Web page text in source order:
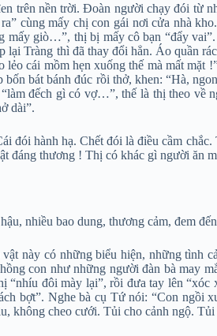
trên nền trời. Đoàn người chạy đói
cùng mấy chị con gái nơi cửa nhà
mấy giò…”, thị bị mấy cô bạn “đẩy
Tràng thì đã thay đổi hẳn. Áo quần
cái mồm hẹn xuống thế mà mất mặt
bát bánh đúc rồi thở, khen: “Hà,
đếch gì có vợ…”, thế là thị theo về
dài”.
đói hành hạ. Chết đói là điều cầm
đáng thương ! Thị có khác gì người ăn
nhiều bao dung, thương cảm, đem
này có những biểu hiện, những tình
con như những người đàn bà may
đôi mày lại”, rồi đưa tay lên
bợt”. Nghe bà cụ Tứ nói: “Con ngồi
không cheo cưới. Tủi cho cảnh ngộ.